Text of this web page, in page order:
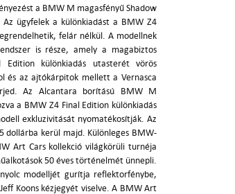
a BMW M magasfényű Shadow
ügyfelek a különkiadást a BMW Z4
felár nélkül. A modellnek
is része, amely a magabiztos
különkiadás utasterét vörös
és az ajtókárpitok mellett a Vernasca
Az Alcantara borítású BMW M
a BMW Z4 Final Edition különkiadás
exkluzivitását nyomatékosítják. Az
dollárba kerül majd. Különleges BMW-
Art Cars kollekció világkörüli turnéja
50 éves történelmét ünnepli.
modelljét gurítja reflektorfénybe,
Koons kézjegyét viselve. A BMW Art